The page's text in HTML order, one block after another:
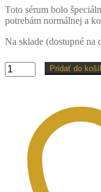
Toto sérum bolo
potrebám normálnej a
Na sklade (dostupné na
množstvo
PHIBRIGHT
Pridať do